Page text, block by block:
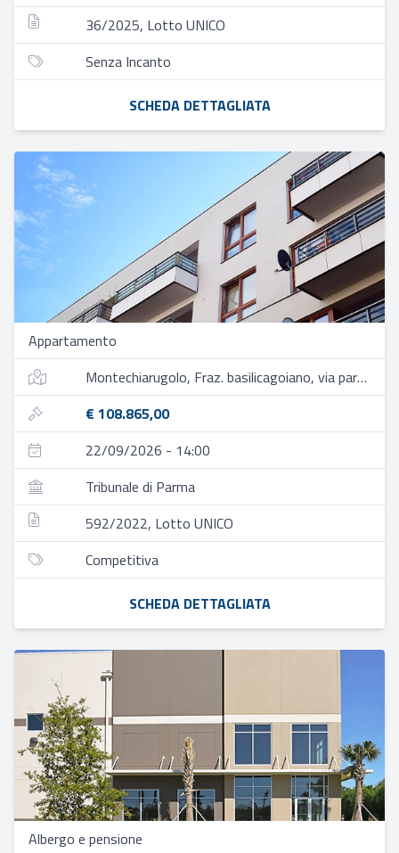
36/2025, Lotto UNICO
Senza Incanto
SCHEDA DETTAGLIATA
Appartamento
Montechiarugolo, Fraz. basilicagoiano, via parma 125/1
€ 108.865,00
22/09/2026 - 14:00
Tribunale di Parma
592/2022, Lotto UNICO
Competitiva
SCHEDA DETTAGLIATA
Albergo e pensione